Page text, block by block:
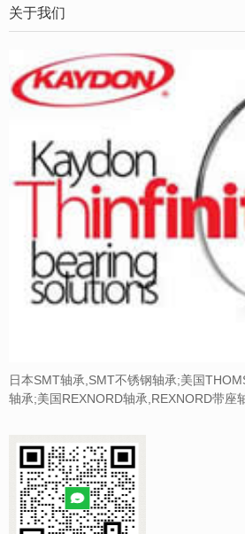
关于我们
日本SMT轴承,SMT不锈钢轴承;美国
轴承;美国REXNORD轴承,REXNORD带座